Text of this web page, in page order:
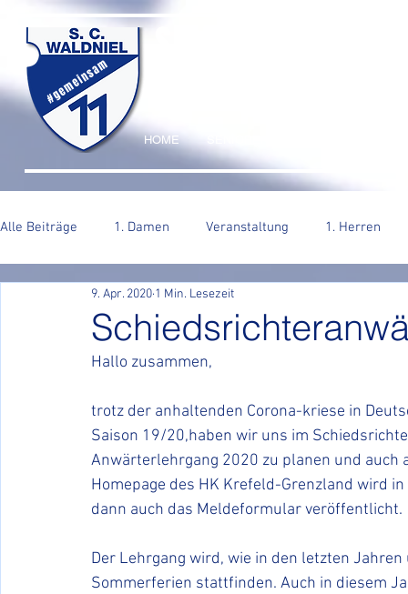
HOME
#gemeinsam
Alle Beiträge 1. Damen Veranstaltung 1. Herren
9. Apr. 2020 1 Min. Lesezeit
Hallo zusammen,
trotz der anhaltenden Corona-kriese in
Saison 19/20,haben wir uns im
Anwärterlehrgang 2020 zu planen und
Homepage des HK Krefeld-Grenzland wird
dann auch das Meldeformular veröffentlicht.
Der Lehrgang wird, wie in den letzten
Sommerferien stattfinden. Auch in diesem